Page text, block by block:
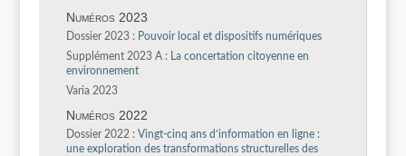
Numéros 2023
Dossier 2023 : Pouvoir local et dispositifs numériques
Supplément 2023 A : La concertation citoyenne en
environnement
Varia 2023
Numéros 2022
Dossier 2022 : Vingt-cinq ans d’information en ligne :
une exploration des transformations structurelles des